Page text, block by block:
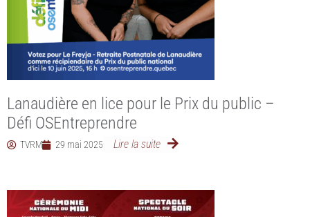
Lanaudière en lice pour le Prix du public –
Défi OSEntreprendre
TVRM 29 mai 2025 Lire la suite